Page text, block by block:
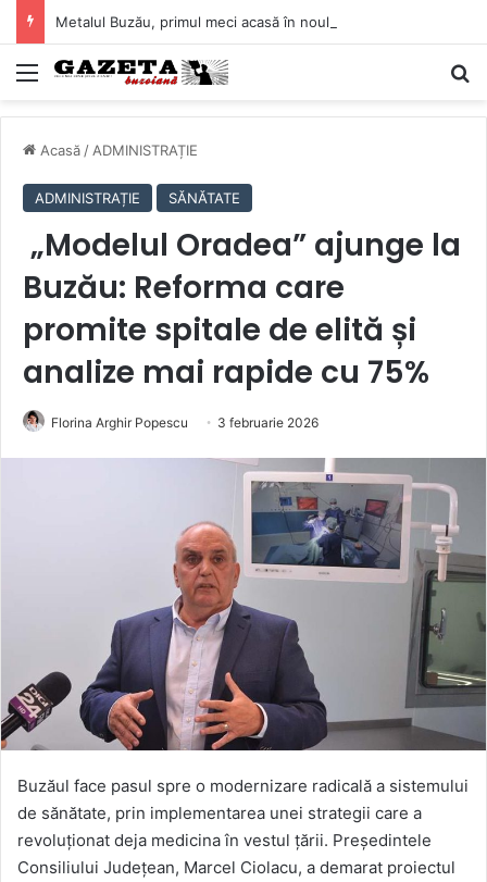
Mediu
Acasă / ADMINISTRAȚIE
ADMINISTRAȚIE SĂNĂTATE
„Modelul Oradea” ajunge la
Buzău: Reforma care
promite spitale de elită și
analize mai rapide cu 75%
Florina Arghir Popescu 3 februarie 2026
Buzăul face pasul spre o modernizare radicală a sistemului
de sănătate, prin implementarea unei strategii care a
revoluționat deja medicina în vestul țării. Președintele
Consiliului Județean, Marcel Ciolacu, a demarat proiectul